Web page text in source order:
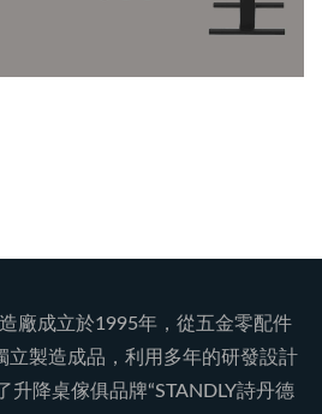
廠成立於1995年，從五金零配件
立製造成品，利用多年的研發設計
升降桌傢俱品牌“STANDLY詩丹德